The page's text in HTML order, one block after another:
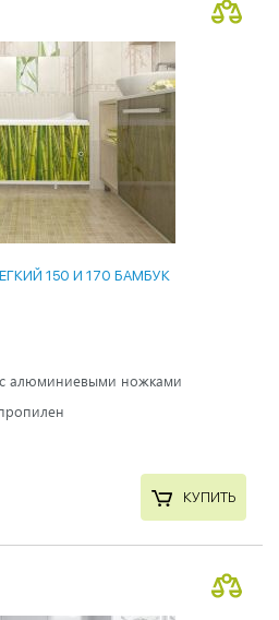
150 И 170 БАМБУК
алюминиевыми ножками
КУПИТЬ